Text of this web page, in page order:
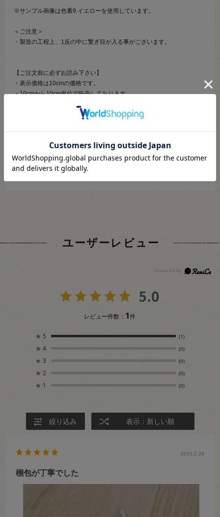
※サンプル画像は色番9.イエローを使用しています。
＜ご注意＞
・製造の工程上、1反の中に繋ぎ目が入る事がございます。
【ご注文前に必ずお読み下さい】
・表示価格は10cmの価格です。
・10cmから10cm単位で販売しております。
・当社の他オンラインショップと在庫を共有しており、注文が確定して
も完売・欠品の場合があります。予めご了承下さい。
・カットしてご用意するため、注文キャンセル・数量変更・返品がお受
ユーザーレビュー
5.0
レビュー件数： 1件
★ 5 (1)
★ 4 (0)
★ 3 (0)
★ 2 (0)
★ 1 (0)
絞り込み 表示：新しい順
2023.2.26
梱包が丁寧でした